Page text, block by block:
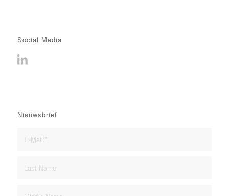
Social Media
Nieuwsbrief